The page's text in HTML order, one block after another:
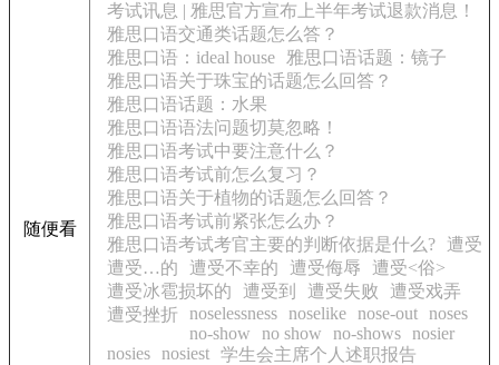
随便看
考试讯息 | 雅思官方宣布上半年考试退款消息！
雅思口语交通类话题怎么答？
雅思口语：ideal house
雅思口语话题：镜子
雅思口语关于珠宝的话题怎么回答？
雅思口语话题：水果
雅思口语语法问题切莫忽略！
雅思口语考试中要注意什么？
雅思口语考试前怎么复习？
雅思口语关于植物的话题怎么回答？
雅思口语考试前紧张怎么办？
雅思口语考试考官主要的判断依据是什么?
遭受
遭受…的
遭受不幸的 遭受侮辱
遭受<俗>
遭受冰雹损坏的
遭受到 遭受失败
遭受戏弄
遭受挫折
noselessness noselike nose-out
noses
no-show
no show no-shows
nosier
nosies
nosiest 学生会主席个人述职报告